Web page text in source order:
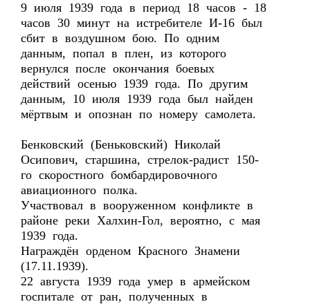
9 июля 1939 года в период 18 часов - 18
часов 30 минут на истребителе И-16 был
сбит в воздушном бою. По одним
данным, попал в плен, из которого
вернулся после окончания боевых
действий осенью 1939 года. По другим
данным, 10 июля 1939 года был найден
мёртвым и опознан по номеру самолета.
Бенковский (Беньковский) Николай
Осипович, старшина, стрелок-радист 150-
го скоростного бомбардировочного
авиационного полка.
Участвовал в вооруженном конфликте в
районе реки Халхин-Гол, вероятно, с мая
1939 года.
Награждён орденом Красного Знамени
(17.11.1939).
22 августа 1939 года умер в армейском
госпитале от ран, полученных в